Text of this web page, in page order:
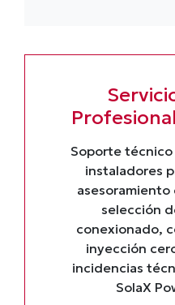
Soporte técnico
instaladores
selección
conexionado,
inyección
incidencias
SolaX